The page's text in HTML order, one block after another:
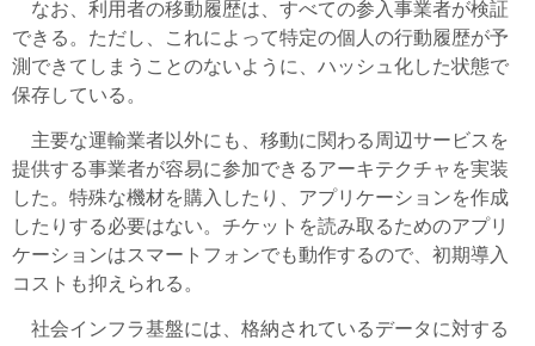
なお、利用者の移動履歴は、すべての参入事業者が検証
できる。ただし、これによって特定の個人の行動履歴が予
測できてしまうことのないように、ハッシュ化した状態で
保存している。
主要な運輸業者以外にも、移動に関わる周辺サービスを
提供する事業者が容易に参加できるアーキテクチャを実装
した。特殊な機材を購入したり、アプリケーションを作成
したりする必要はない。チケットを読み取るためのアプリ
ケーションはスマートフォンでも動作するので、初期導入
コストも抑えられる。
社会インフラ基盤には、格納されているデータに対する